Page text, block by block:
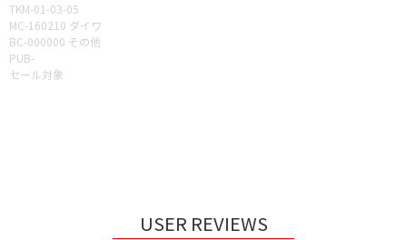
TKM-01-03-05
MC-160210 ダイワ
BC-000000 その他
PUB-
セール対象
USER REVIEWS